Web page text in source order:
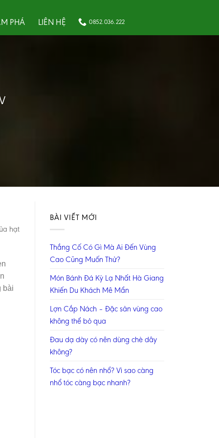
PHÁ LIÊN HỆ 0852.036.222
hạt
bài
BÀI VIẾT MỚI
Thắng Cố Có Gì Mà Ai Đến Vùng
Cao Cũng Muốn Thử?
Món Bánh Đá Kỳ Lạ Nhất Hà Giang
Khiến Du Khách Mê Mẩn
Lợn Cắp Nách – Đặc sản vùng cao
không thể bỏ qua
Đau dạ dày có nên dùng chè dây
không?
Tóc bạc có nên nhổ? Vì sao càng
nhổ tóc càng bạc nhanh?